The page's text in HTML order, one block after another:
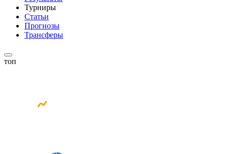
Турниры
Статьи
Прогнозы
Трансферы
топ